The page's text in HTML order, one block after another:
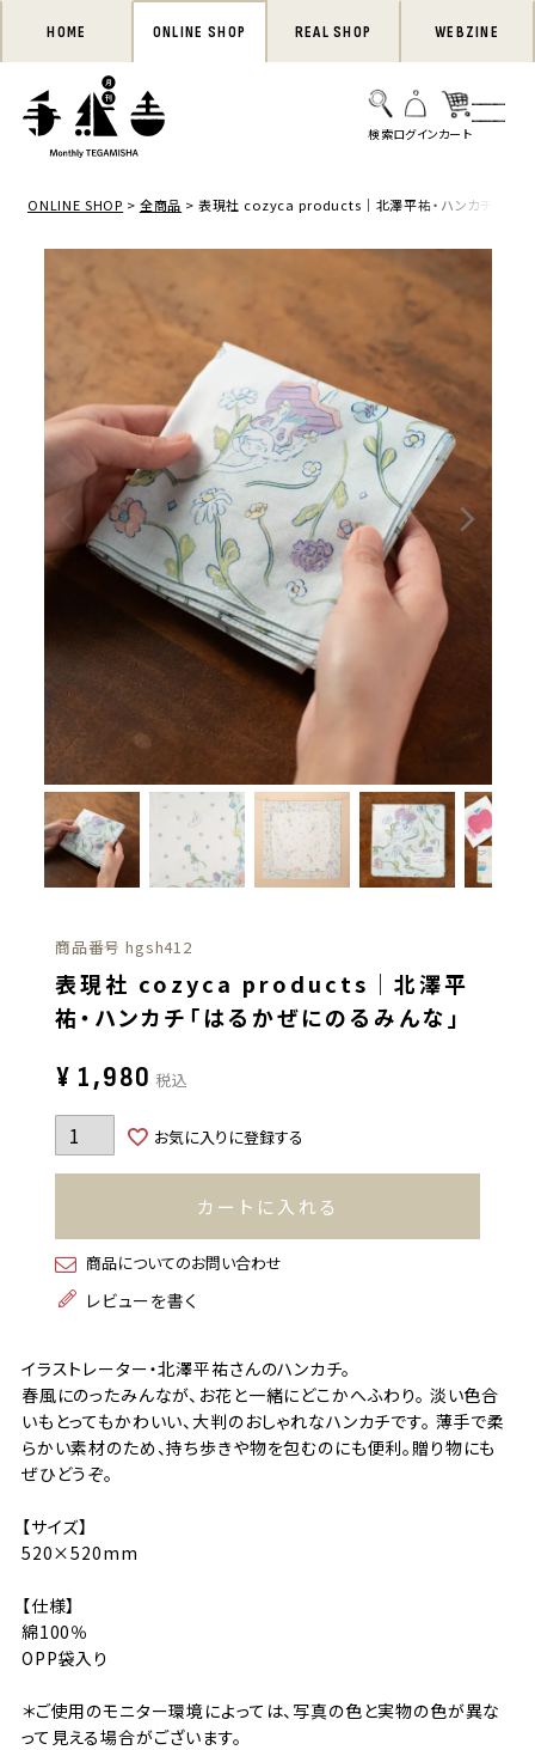
HOME ONLINE SHOP REAL SHOP WEBZINE
ONLINE SHOP 全商品 表現社 cozyca products｜北澤平祐・ハンカチ「はる
商品番号 hgsh412
表現社 cozyca products｜北澤平
祐・ハンカチ「はるかぜにのるみんな」
¥ 1,980 税込
お気に入りに登録する
カートに入れる
商品についてのお問い合わせ
レビューを書く
イラストレーター・北澤平祐さんのハンカチ。
春風にのったみんなが、お花と一緒にどこかへふわり。 淡い色合
いもとってもかわいい、大判のおしゃれなハンカチです。 薄手で柔
らかい素材のため、持ち歩きや物を包むのにも便利。贈り物にも
ぜひどうぞ。
【サイズ】
520×520mm
【仕様】
綿100％
OPP袋入り
＊ご使用のモニター環境によっては、写真の色と実物の色が異な
って見える場合がございます。